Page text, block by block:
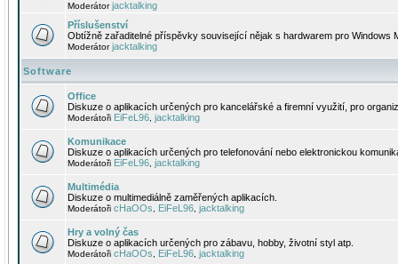
Moderátorjacktalking
Příslušenství
Obtížně zařaditelné příspěvky související nějak s hardwarem pro Windows
Moderátorjacktalking
Software
Office
Diskuze o aplikacích určených pro kancelářské a firemní využití, pro
Moderátoři EiFeL96 jacktalking
Komunikace
Diskuze o aplikacích určených pro telefonování nebo elektronickou
Moderátoři EiFeL96 jacktalking
Multimédia
Diskuze o multimediálně zaměřených aplikacích.
Moderátoři cHaOOs EiFeL96 jacktalking
Hry a volný čas
Diskuze o aplikacích určených pro zábavu, hobby, životní styl atp.
Moderátoři cHaOOs EiFeL96 jacktalking